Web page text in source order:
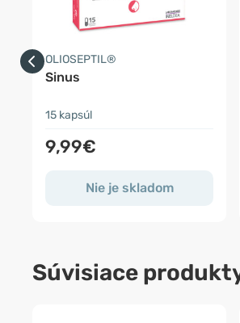
OLIOSEPTIL®
Sinus
15 kapsúl
9,99€
Nie je skladom
Súvisiace